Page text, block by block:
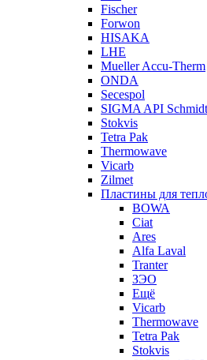
Fischer
Forwon
HISAKA
LHE
Mueller Accu-Therm
ONDA
Secespol
SIGMA API Schmidt
Stokvis
Tetra Pak
Thermowave
Vicarb
Zilmet
Пластины для
BOWA
Ciat
Ares
Alfa Laval
Tranter
ЗЭО
Ещё
Vicarb
Thermowave
Tetra Pak
Stokvis